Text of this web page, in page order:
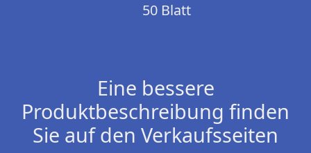
50 Blatt
Eine bessere
Produktbeschreibung finden
Sie auf den Verkaufsseiten